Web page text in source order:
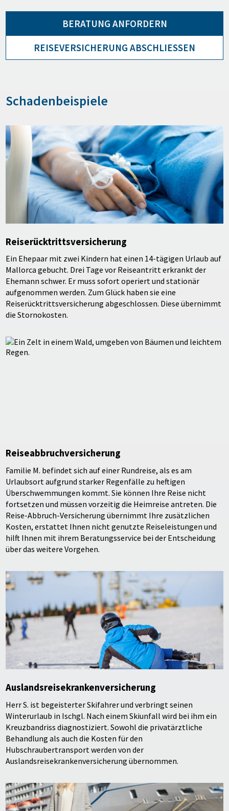
BERATUNG ANFORDERN
REISEVERSICHERUNG ABSCHLIESSEN
Schadenbeispiele
Reiserücktrittsversicherung
Ein Ehepaar mit zwei Kindern hat einen 14-tägigen Urlaub auf
Mallorca gebucht. Drei Tage vor Reiseantritt erkrankt der
Ehemann schwer. Er muss sofort operiert und stationär
aufgenommen werden. Zum Glück haben sie eine
Reiserücktrittsversicherung abgeschlossen. Diese übernimmt
die Stornokosten.
Reiseabbruchversicherung
Familie M. befindet sich auf einer Rundreise, als es am
Urlaubsort aufgrund starker Regenfälle zu heftigen
Überschwemmungen kommt. Sie können Ihre Reise nicht
fortsetzen und müssen vorzeitig die Heimreise antreten. Die
Reise-Abbruch-Versicherung übernimmt Ihre zusätzlichen
Kosten, erstattet Ihnen nicht genutzte Reiseleistungen und
hilft Ihnen mit ihrem Beratungsservice bei der Entscheidung
über das weitere Vorgehen.
Auslandsreisekrankenversicherung
Herr S. ist begeisterter Skifahrer und verbringt seinen
Winterurlaub in Ischgl. Nach einem Skiunfall wird bei ihm ein
Kreuzbandriss diagnostiziert. Sowohl die privatärztliche
Behandlung als auch die Kosten für den
Hubschraubertransport werden von der
Auslandsreisekrankenversicherung übernommen.